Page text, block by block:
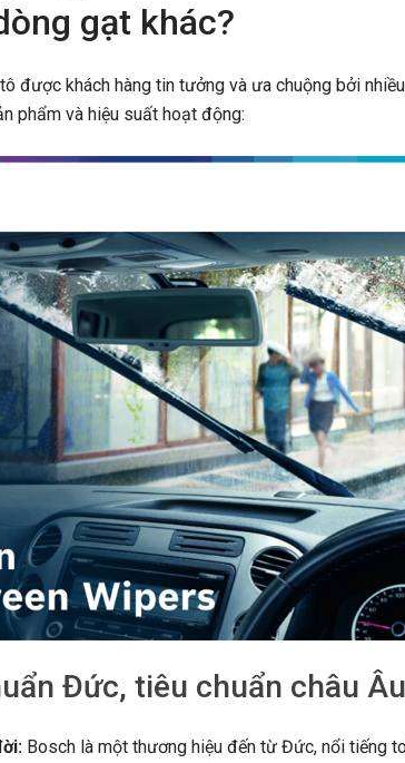
gạt khác?
được khách hàng tin tưởng và ưa chuộng bởi
phẩm và hiệu suất hoạt động:
Đức, tiêu chuẩn châu Âu
Bosch là một thương hiệu đến từ Đức, nổi tiếng